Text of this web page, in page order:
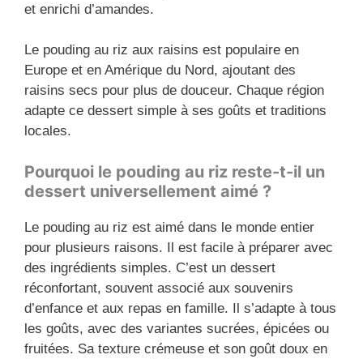
et enrichi d’amandes.
Le pouding au riz aux raisins est populaire en
Europe et en Amérique du Nord, ajoutant des
raisins secs pour plus de douceur. Chaque région
adapte ce dessert simple à ses goûts et traditions
locales.
Pourquoi le pouding au riz reste-t-il un
dessert universellement aimé ?
Le pouding au riz est aimé dans le monde entier
pour plusieurs raisons. Il est facile à préparer avec
des ingrédients simples. C’est un dessert
réconfortant, souvent associé aux souvenirs
d’enfance et aux repas en famille. Il s’adapte à tous
les goûts, avec des variantes sucrées, épicées ou
fruitées. Sa texture crémeuse et son goût doux en